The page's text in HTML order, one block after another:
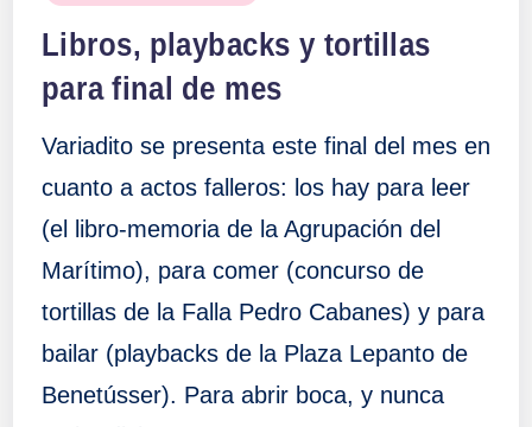
Libros, playbacks y tortillas
para final de mes
Variadito se presenta este final del mes en
cuanto a actos falleros: los hay para leer
(el libro-memoria de la Agrupación del
Marítimo), para comer (concurso de
tortillas de la Falla Pedro Cabanes) y para
bailar (playbacks de la Plaza Lepanto de
Benetússer). Para abrir boca, y nunca